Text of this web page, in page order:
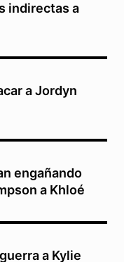
indirectas a
a Jordyn
engañando
a Khloé
a Kylie